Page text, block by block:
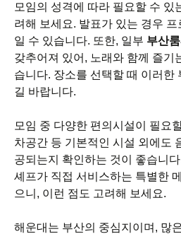
모임의 성격에 따라 필요할 수 있
려해 보세요. 발표가 있는 경우
일 수 있습니다. 또한, 일부 부산
갖추어져 있어, 노래와 함께 즐기
습니다. 장소를 선택할 때 이러한
길 바랍니다.
모임 중 다양한 편의시설이 필요
차공간 등 기본적인 시설 외에도
공되는지 확인하는 것이 좋습니
셰프가 직접 서비스하는 특별한
으니, 이런 점도 고려해 보세요.
해운대는 부산의 중심지이며, 많